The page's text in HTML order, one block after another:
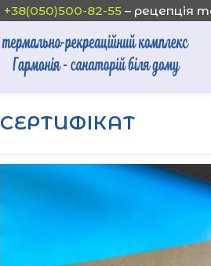
+38(050)500-82-55– рецепція
СЕРТИФІКАТ